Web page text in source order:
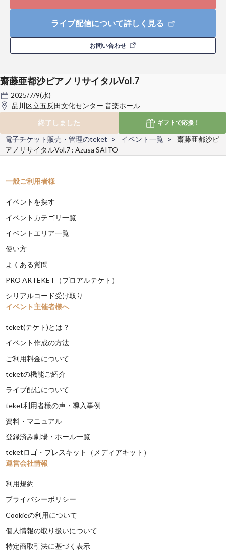
ライブ配信について詳しく見る
お問い合わせ
齋藤亜都沙ピアノリサイタルVol.7
2025/7/9(水)
品川区立五反田文化センター 音楽ホール
終了しました
ギフトで応援！
電子チケット販売・管理のteket イベント一覧
齋藤亜都沙ピ
アノリサイタルVol.7 : Azusa SAITO
一般ご利用者様
イベントを探す
イベントカテゴリ一覧
イベントエリア一覧
使い方
よくある質問
PRO ARTEKET（プロアルテケト）
シリアルコード受け取り
イベント主催者様へ
teket(テケト)とは？
イベント作成の方法
ご利用料金について
teketの機能ご紹介
ライブ配信について
teket利用者様の声・導入事例
資料・マニュアル
登録済み劇場・ホール一覧
teketロゴ・プレスキット（メディアキット）
運営会社情報
利用規約
プライバシーポリシー
Cookieの利用について
個人情報の取り扱いについて
特定商取引法に基づく表示